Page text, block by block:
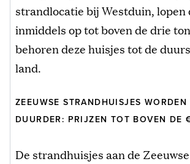
strandlocatie bij Westduin, lopen
inmiddels op tot boven de drie
behoren deze huisjes tot de
land.
ZEEUWSE STRANDHUISJES WORDEN
DUURDER: PRIJZEN TOT BOVEN
De strandhuisjes aan de